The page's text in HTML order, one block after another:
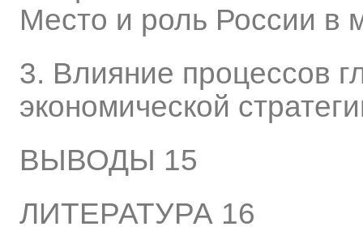
Место и роль России в
3. Влияние процессов
экономической
ВЫВОДЫ 15
ЛИТЕРАТУРА 16